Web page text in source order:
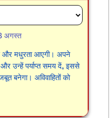
अगस्त
और मधुरता आएगी। अपने
उन्हें पर्याप्त समय दें, इससे
बनेगा। अविवाहितों को